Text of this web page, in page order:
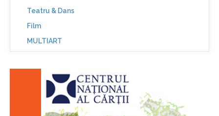
Teatru & Dans
Film
MULTIART